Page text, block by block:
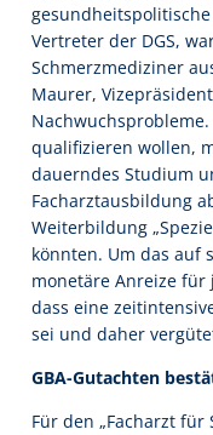
Vertreter der DGS,
Schmerzmediziner
Maurer,
qualifizieren wollen,
dauerndes Studium
Facharztausbildung
Weiterbildung
könnten. Um das auf
monetäre Anreize für
dass eine
sei und daher
GBA-Gutachten
Für den „Facharzt für